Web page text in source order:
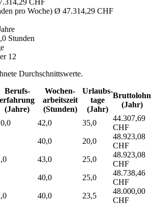
pro Woche) Ø 47.314,29 CHF
Stunden
12
Durchschnittswerte.
Berufs­
erfahrung
(Jahre)
Wochen­
arbeitszeit
(Stunden)
Urlaubs­
tage
(Jahr)
Bruttolohn
(Jahr)
42,0 35,0
44.307,69
CHF
40,0 20,0
48.923,08
CHF
43,0 25,0
48.923,08
CHF
40,0 25,0
48.738,46
CHF
40,0 23,5
48.000,00
CHF